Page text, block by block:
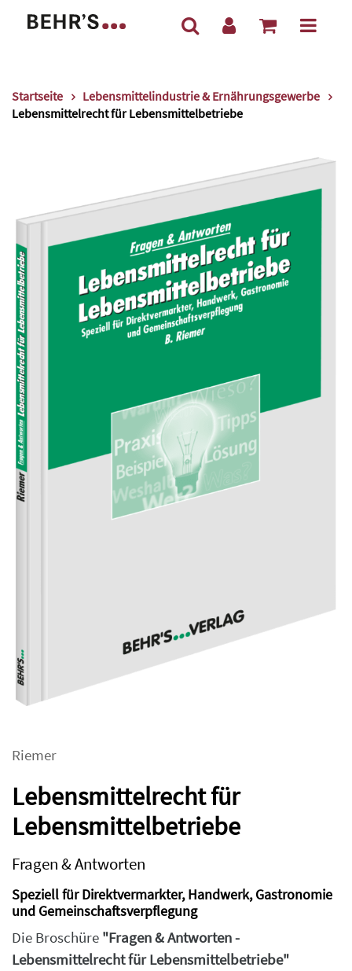
Startseite
Lebensmittelindustrie & Ernährungsgewerbe
Lebensmittelrecht für Lebensmittelbetriebe
Riemer
Lebensmittelrecht für
Lebensmittelbetriebe
Fragen & Antworten
Speziell für Direktvermarkter, Handwerk, Gastronomie
und Gemeinschaftsverpflegung
Die Broschüre "Fragen & Antworten -
Lebensmittelrecht für Lebensmittelbetriebe"